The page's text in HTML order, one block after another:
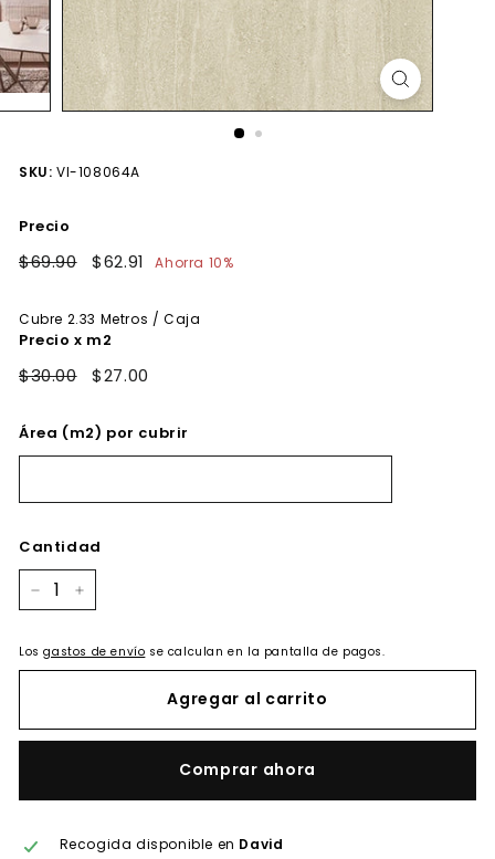
SKU: VI-108064A
Precio
Precio
$69.90$69.90
Precio
$62.91 $62.91
Ahorra 10%
Cubre 2.33 Metros / Caja
Precio x m2
$30.00 $27.00
Área (m2) por cubrir
Cantidad
Losgastos de envío se calculan en la pantalla de pagos.
Agregar al carrito
Comprar ahora
Recogida disponible en David